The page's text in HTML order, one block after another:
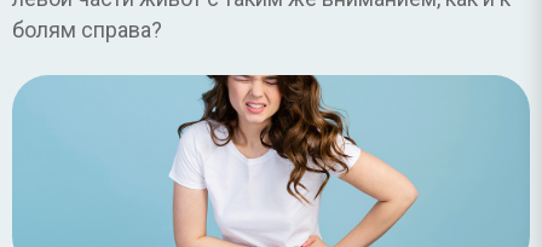
болям справа?